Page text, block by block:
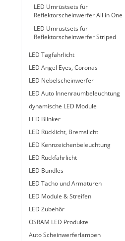
LED Umrüstsets für
Reflektorscheinwerfer All in One
LED Umrüstsets für
Reflektorscheinwerfer Striped
LED Tagfahrlicht
LED Angel Eyes, Coronas
LED Nebelscheinwerfer
LED Auto Innenraumbeleuchtung
dynamische LED Module
LED Blinker
LED Rücklicht, Bremslicht
LED Kennzeichenbeleuchtung
LED Rückfahrlicht
LED Bundles
LED Tacho und Armaturen
LED Module & Streifen
LED Zubehör
OSRAM LED Produkte
Auto Scheinwerferlampen